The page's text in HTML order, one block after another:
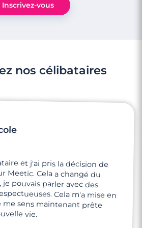
Mestras
Inscrivez-vous
nos célibataires
et j'ai pris la décision de
Meetic. Cela a changé du
je pouvais parler avec des
Cela m'a mise en
me sens maintenant prête
vie.